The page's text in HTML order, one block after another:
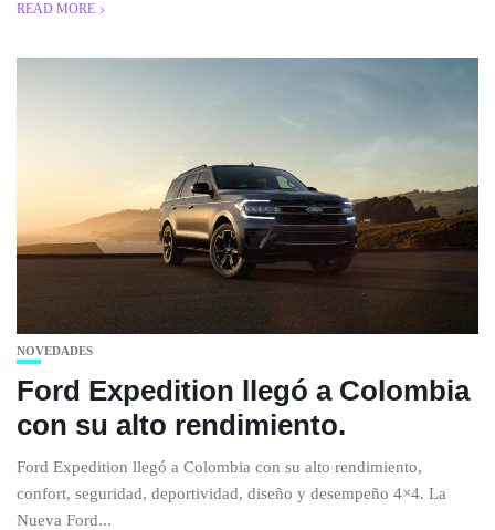
READ MORE
NOVEDADES
Ford Expedition llegó a Colombia
con su alto rendimiento.
Ford Expedition llegó a Colombia con su alto rendimiento,
confort, seguridad, deportividad, diseño y desempeño 4×4. La
Nueva Ford...